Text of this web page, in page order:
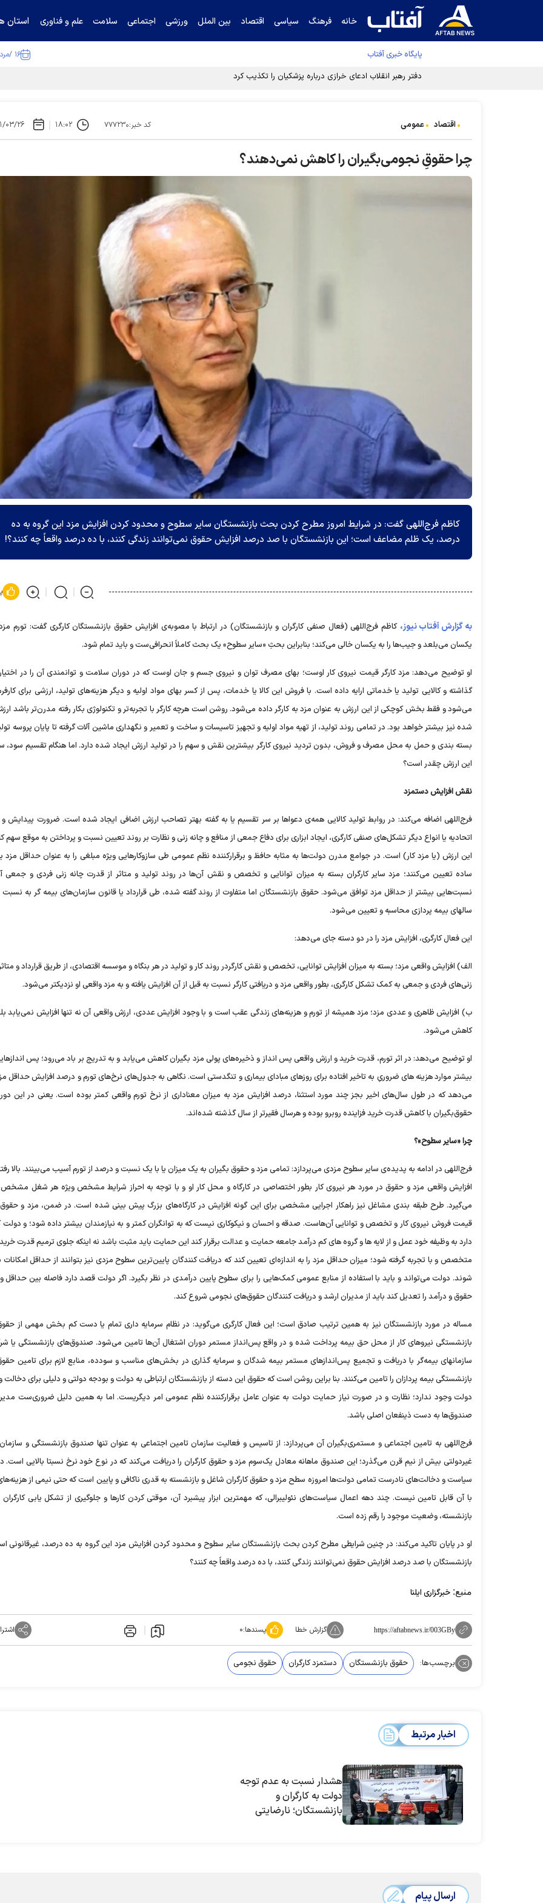
خانه فرهنگ سیاسی اقتصاد بین الملل ورزشی اجتماعی سلامت علم و فناوری استان
پایگاه خبری آفتاب ۱۶ /مرداد /۱۴۰۵
دفتر رهبر انقلاب ادعای خرازی درباره پزشکیان را تکذیب کرد
اقتصاد عمومی کد خبر:۷۷۷۲۳۰ ۱۸:۰۲ ۱۴۰۱/
چرا حقوقِ نجومی‌بگیران را کاهش نمی‌دهند؟
کاظم فرج‌اللهی گفت: در شرایط امروز مطرح کردن بحث بازنشستگان سایر سطوح و محدود کردن افزایش مزد این گروه به ده
درصد، یک ظلم مضاعف است؛ این بازنشستگان با صد درصد افزایش حقوق نمی‌توانند زندگی کنند، با ده درصد واقعاً چه کنند؟!
به گزارش آفتاب نیوز، کاظم فرج‌اللهی (فعال صنفی کارگران و بازنشستگان) در ارتباط با مصوبه‌ی افزایش حقوق بازنشستگان کارگری گفت: تورم
یکسان می‌بلعد و جیب‌ها را به یکسان خالی می‌کند؛ بنابراین بحثِ «سایر سطوح» یک بحث کاملاً انحرافی‌ست و باید تمام شود.
او توضیح می‌دهد: مزد کارگر قیمت نیروی کار اوست؛ بهای مصرف توان و نیروی جسم و جان اوست که در دوران سلامت و توانمندی آن را در اختیار
گذاشته و کالایی تولید یا خدماتی ارایه داده است. با فروش این کالا یا خدمات، پس از کسر بهای مواد اولیه و دیگر هزینه‌های تولید، ارزشی برای
می‌شود و فقط بخش کوچکی از این ارزش به عنوان مزد به کارگر داده می‌شود. روشن است هرچه کارگر با تجربه‌تر و تکنولوژی بکار رفته مدرن‌تر باشد
شده نیز بیشتر خواهد بود. در تمامی روند تولید، از تهیه مواد اولیه و تجهیز تاسیسات و ساخت و تعمیر و نگهداری ماشین آلات گرفته تا پایان پروسه
بسته بندی و حمل به محل مصرف و فروش، بدون تردید نیروی کارگر بیشترین نقش و سهم را در تولید ارزش ایجاد شده دارد. اما هنگام تقسیم سود،
این ارزش چقدر است؟
نقش افزایش دستمزد
فرج‌اللهی اضافه می‌کند: در روابط تولید کالایی همه‌ی دعواها بر سر تقسیم یا به گفته بهتر تصاحب ارزش اضافی ایجاد شده است. ضرورت پیدایش
اتحادیه یا انواع دیگر تشکل‌های صنفی کارگری، ایجاد ابزاری برای دفاع جمعی از منافع و چانه زنی و نظارت بر روند تعیین نسبت و پرداختن به موقع سهم
این ارزش (یا مزد کار) است. در جوامع مدرن دولت‌ها به مثابه حافظ و برقرارکننده نظم عمومی طی سازوکارهایی ویژه مبلغی را به عنوان حداقل مزد
ساده تعیین می‌کنند؛ مزد سایر کارگران بسته به میزان توانایی و تخصص و نقش آن‌ها در روند تولید و متاثر از قدرت چانه زنی فردی و جمعی
نسبت‌هایی بیشتر از حداقل مزد توافق می‌شود. حقوق بازنشستگان اما متفاوت از روند گفته شده، طی قرارداد یا قانون سازمان‌های بیمه گر به نسبت
سالهای بیمه پردازی محاسبه و تعیین می‌شود.
این فعال کارگری، افزایش مزد را در دو دسته جای می‌دهد:
الف) افزایش واقعی مزد؛ بسته به میزان افزایش توانایی، تخصص و نقش کارگردر روند کار و تولید در هر بنگاه و موسسه اقتصادی، از طریق قرارداد و
زنی‌های فردی و جمعی به کمک تشکل کارگری، بطور واقعی مزد و دریافتی کارگر نسبت به قبل از آن افزایش یافته و به مزد واقعی او نزدیکتر می‌شود.
ب) افزایش ظاهری و عددی مزد؛ مزد همیشه از تورم و هزینه‌های زندگی عقب است و با وجود افزایش عددی، ارزش واقعی آن نه تنها افزایش نمی‌یابد
کاهش می‌شود.
او توضیح می‌دهد: در اثر تورم، قدرت خرید و ارزش واقعی پس انداز و ذخیره‌های پولی مزد بگیران کاهش می‌یابد و به تدریج بر باد می‌رود؛ پس
بیشتر موارد هزینه های ضروریِ به تاخیر افتاده برای روزهای مبادای بیماری و تنگدستی است. نگاهی به جدول‌های نرخ‌های تورم و درصد افزایش حداقل
می‌دهد که در طول سال‌های اخیر بجز چند مورد استثنا، درصد افزایش مزد به میزان معناداری از نرخ تورم واقعی کمتر بوده است. یعنی در این
حقوق‌بگیران با کاهش قدرت خرید فزاینده روبرو بوده و هرسال فقیرتر از سال گذشته شده‌اند.
چرا «سایر سطوح»؟
فرج‌اللهی در ادامه به پدیده‌ی سایر سطوح مزدی می‌پردازد: تمامی مزد و حقوق بگیران به یک میزان یا با یک نسبت و درصد از تورم آسیب می‌بینند. بالا
افزایش واقعی مزد و حقوق در مورد هر نیروی کار بطور اختصاصی در کارگاه و محل کار او و با توجه به احراز شرایط مشخص ویژه هر شغل
می‌گیرد. طرح طبقه بندی مشاغل نیز راهکار اجرایی مشخصی برای این گونه افزایش در کارگاه‌های بزرگ پیش بینی شده است. در ضمن، مزد و حقوق
قیمت فروش نیروی کار و تخصص و توانایی آن‌هاست. صدقه و احسان و نیکوکاری نیست که به توانگران کمتر و به نیازمندان بیشتر داده شود؛ و
دارد به وظیفه خود عمل و از لایه ها و گروه های کم درآمد جامعه حمایت و عدالت برقرار کند این حمایت باید مثبت باشد نه اینکه جلوی ترمیم قدرت خرید
متخصص و با تجربه گرفته شود؛ میزان حداقل مزد را به اندازه‌ای تعیین کند که دریافت کنندگان پایین‌ترین سطوح مزدی نیز بتوانند از حداقل امکانات
شوند. دولت می‌تواند و باید با استفاده از منابع عمومی کمک‌هایی را برای سطوح پایین درآمدی در نظر بگیرد. اگر دولت قصد دارد فاصله بین حداقل
حقوق و درآمد را تعدیل کند باید از مدیران ارشد و دریافت کنندگان حقوق‌های نجومی شروع کند.
مساله در مورد بازنشستگان نیز به همین ترتیب صادق است؛ این فعال کارگری می‌گوید: در نظام سرمایه داری تمام یا دست کم بخش مهمی از
بازنشستگی نیروهای کار از محل حق بیمه پرداخت شده و در واقع پس‌انداز مستمر دوران اشتغال آن‌ها تامین می‌شود. صندوق‌های بازنشستگی یا
سازمانهای بیمه‌گر با دریافت و تجمیع پس‌اندازهای مستمر بیمه شدگان و سرمایه گذاری در بخش‌های مناسب و سودده، منابع لازم برای تامین
بازنشستگی بیمه پردازان را تامین می‌کنند. بنا براین روشن است که حقوق این دسته از بازنشستگان ارتباطی به دولت و بودجه دولتی و دلیلی برای دخالت
دولت وجود ندارد؛ نظارت و در صورت نیاز حمایت دولت به عنوان عامل برقرارکننده نظم عمومی امر دیگریست. اما به همین دلیل ضروری‌ست
صندوق‌ها به دست ذینفعان اصلی باشد.
فرج‌اللهی به تامین اجتماعی و مستمری‌بگیران آن می‌پردازد: از تاسیس و فعالیت سازمان تامین اجتماعی به عنوان تنها صندوق بازنشستگی و
غیر‌دولتی بیش از نیم قرن می‌گذرد؛ این صندوق ماهانه معادل یک‌سوم مزد و حقوق کارگران را دریافت می‌کند که در نوع خود نرخ نسبتا بالایی است.
سیاست و دخالت‌های نادرست تمامی دولت‌ها امروزه سطح مزد و حقوق کارگران شاغل و بازنشسته به قدری ناکافی و پایین است که حتی نیمی از
با آن قابل تامین نیست. چند دهه اعمال سیاست‌های نئولیبرالی، که مهمترین ابزار پیشبرد آن، موقتی کردن کارها و جلوگیری از تشکل یابی
بازنشسته، وضعیت موجود را رقم زده است.
او در پایان تاکید می‌کند: در چنین شرایطی مطرح کردن بحث بازنشستگان سایر سطوح و محدود کردن افزایش مزد این گروه به ده درصد، غیرقانونی
بازنشستگان با صد درصد افزایش حقوق نمی‌توانند زندگی کنند، با ده درصد واقعاً چه کنند؟
منبع: خبرگزاری ایلنا
https://aftabnews.ir/003GBy گزارش خطا پسندها:۰
برچسب‌ها: حقوق بازنشستگان دستمزد کارگران حقوق نجومی
اخبار مرتبط
هشدار نسبت به عدم توجه
دولت به کارگران و
بازنشستگان؛ نارضایتی
ارسال پیام